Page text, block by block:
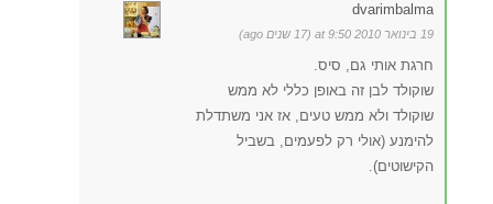
dvarimbalma
19 בינואר 2010 at 9:50 (17 שנים ago)
חרגת אותי גם, סיס.
שוקולד לבן זה באופן כללי לא ממש
שוקולד ולא ממש טעים, אז אני משתדלת
להימנע (אולי רק לפעמים, בשביל
הקישוטים).